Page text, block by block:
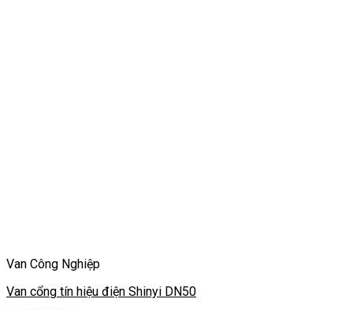
Van Công Nghiệp
Van cổng tín hiệu điện Shinyi DN50